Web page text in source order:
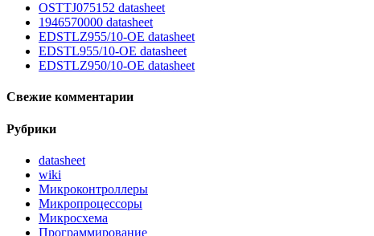
OSTTJ075152 datasheet
1946570000 datasheet
EDSTLZ955/10-OE datasheet
EDSTL955/10-OE datasheet
EDSTLZ950/10-OE datasheet
Свежие комментарии
Рубрики
datasheet
wiki
Микроконтроллеры
Микропроцессоры
Микросхема
Программирование